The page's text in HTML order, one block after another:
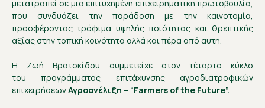
μετατραπεί σε μια επιτυχημένη επιχειρηματική πρωτοβουλία,
που συνδυάζει την παράδοση με την καινοτομία,
προσφέροντας τρόφιμα υψηλής ποιότητας και θρεπτικής
αξίας στην τοπική κοινότητα αλλά και πέρα από αυτή.
H Ζωή Βρατσκίδου συμμετείχε στον τέταρτο κύκλο
του προγράμματος επιτάχυνσης αγροδιατροφικών
επιχειρήσεωνΑγροανέλιξη – “Farmers of the Future”.